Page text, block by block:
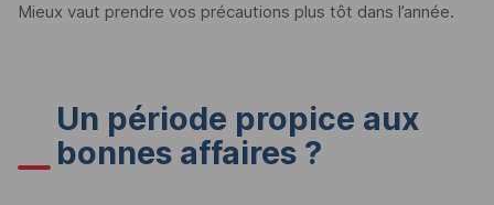
Mieux vaut prendre vos précautions plus tôt dans l’année.
Un période propice aux
bonnes affaires ?